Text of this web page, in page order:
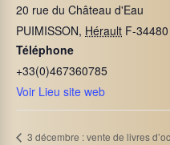
20 rue du Château d'Eau
PUIMISSON, Hérault F-34480
Téléphone
+33(0)467360785
Voir Lieu site web
3 décembre : vente de livres